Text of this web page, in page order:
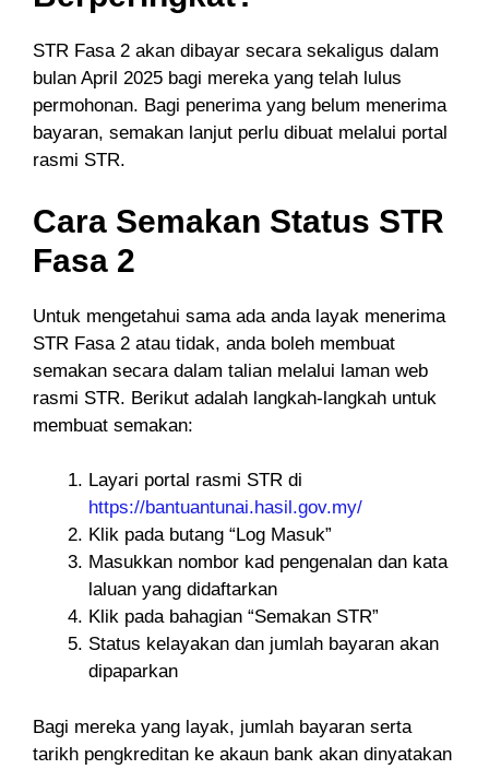
STR Fasa 2 akan dibayar secara sekaligus dalam
bulan April 2025 bagi mereka yang telah lulus
permohonan. Bagi penerima yang belum menerima
bayaran, semakan lanjut perlu dibuat melalui portal
rasmi STR.
Cara Semakan Status STR
Fasa 2
Untuk mengetahui sama ada anda layak menerima
STR Fasa 2 atau tidak, anda boleh membuat
semakan secara dalam talian melalui laman web
rasmi STR. Berikut adalah langkah-langkah untuk
membuat semakan:
Layari portal rasmi STR di
https://bantuantunai.hasil.gov.my/
Klik pada butang “Log Masuk”
Masukkan nombor kad pengenalan dan kata
laluan yang didaftarkan
Klik pada bahagian “Semakan STR”
Status kelayakan dan jumlah bayaran akan
dipaparkan
Bagi mereka yang layak, jumlah bayaran serta
tarikh pengkreditan ke akaun bank akan dinyatakan